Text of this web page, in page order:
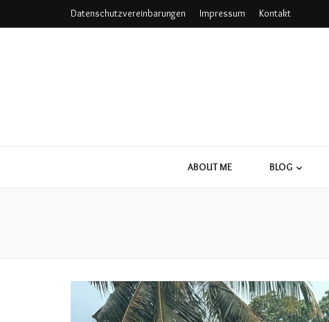
Datenschutzvereinbarungen Impressum Kontakt
ABOUT ME BLOG